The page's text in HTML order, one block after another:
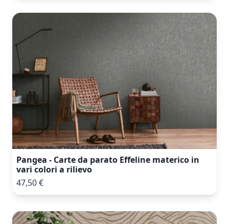
Pangea - Carte da parato Effeline materico in
vari colori a rilievo
47,50 €